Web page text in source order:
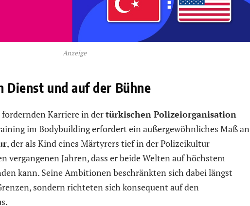
Anzeige
Dienst und auf der Bühne
Karriere in dertürkischen Polizeiorganisation
im Bodybuilding erfordert ein außergewöhnliches Maß an
, der als Kind eines Märtyrers tief in der Polizeikultur
vergangenen Jahren, dass er beide Welten auf höchstem
kann. Seine Ambitionen beschränkten sich dabei längst
sondern richteten sich konsequent auf den